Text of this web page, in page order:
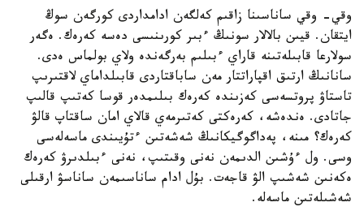
وقي- وقي ساناسىنا زاقىم كەلگەن ادامداردى كورگەن سوڭ
ايتقان. قيىن بالالار سونىڭ ءبىر كورىنىسى دەسە كەرەك. ەگەر
سولارعا قابىلەتىنە قاراي ءبىلىم بەرگەندە ولاي بولماس ەدى.
سانانىڭ ارتىق اقپاراتتار مەن ساباقتاردى قابىلداماي لاقتىرىپ
تاستاۋ پروتسەسى كەزىندە كەرەك بىلىمدەر قوسا كەتىپ قالىپ
جاتادى. ەندەشە، كەرەكتى كەتىرمەي قالاي امان ساقتاپ قالۋ
كەرەك؟ مىنە، پەداگوگيكانىڭ شەشەتىن ءتۇيىندى ماسەلەسى
وسى. ول ءۇشىن الدىمەن نەنى وقىتىپ، نەنى ءبىلدىرۋ كەرەك
ەكەنىن شەشىپ الۋ قاجەت. بۇل ادام ساناسىمەن ساناسۋ ارقىلى
شەشىلەتىن ماسەلە.